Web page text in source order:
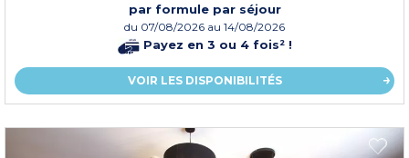
par formule par séjour
du 07/08/2026 au 14/08/2026
Payez en 3 ou 4 fois² !
VOIR LES DISPONIBILITÉS